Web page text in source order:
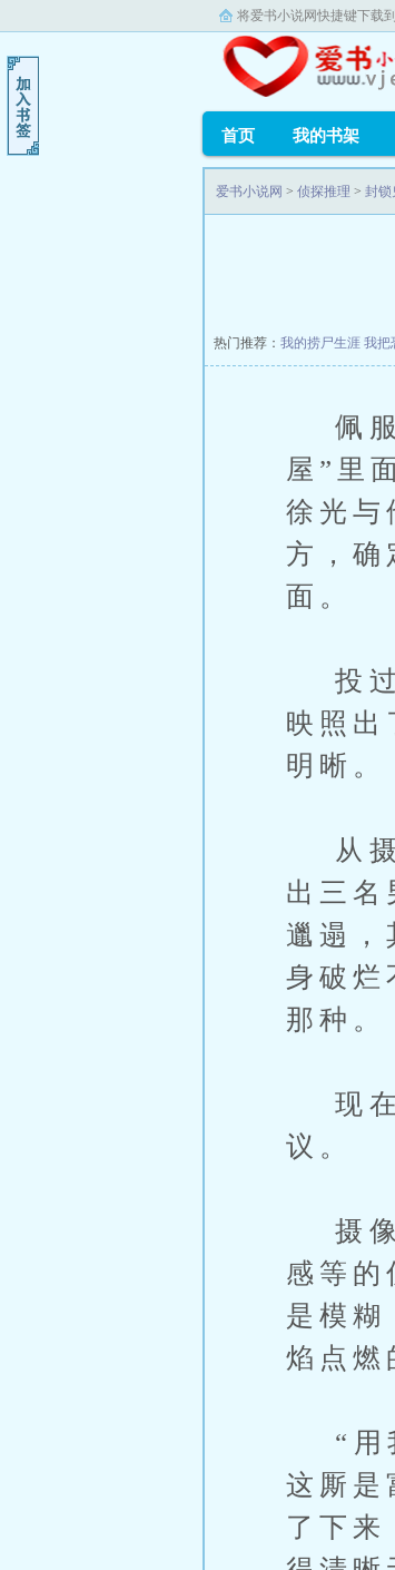
将爱书小说网快捷键下载
首页 我的书架
爱书小说网 > 侦探推理 > 封锁
热门推荐： 我的捞尸生涯 我把
佩服
屋”里
徐光与
方，确
面。
投过
映照出
明晰。
从摄
出三名
邋遢，
身破烂
那种。
现在
议。
摄像
感等的
是模糊
焰点燃
“用
这厮是
了下